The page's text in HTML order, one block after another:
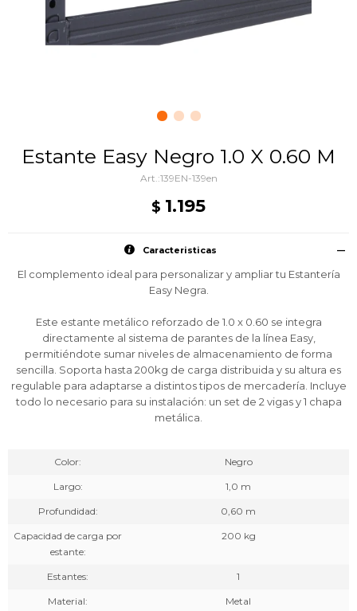
Estante Easy Negro 1.0 X 0.60 M
139EN-139en
$ 1.195
Caracteristicas
El complemento ideal para personalizar y ampliar tu Estantería
Easy Negra.
Este estante metálico reforzado de 1.0 x 0.60 se integra
directamente al sistema de parantes de la línea Easy,
permitiéndote sumar niveles de almacenamiento de forma
sencilla. Soporta hasta 200kg de carga distribuida y su altura es
regulable para adaptarse a distintos tipos de mercadería. Incluye
todo lo necesario para su instalación: un set de 2 vigas y 1 chapa
metálica.
Color Negro
Largo 1,0 m
Profundidad 0,60 m
Capacidad de carga por
estante
200 kg
Estantes 1
Material Metal